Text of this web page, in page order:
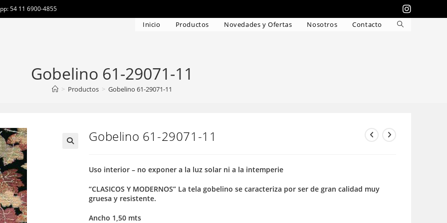
54 11 6900-4855
Inicio Productos Novedades y Ofertas Nosotros Contacto
Alternar
Gobelino 61-29071-11
> Productos > Gobelino 61-29071-11
Gobelino 61-29071-11
Uso interior – no exponer a la luz solar ni a la intemperie
“CLASICOS Y MODERNOS” La tela gobelino se caracteriza por ser de gran calidad muy
gruesa y resistente.
Ancho 1,50 mts